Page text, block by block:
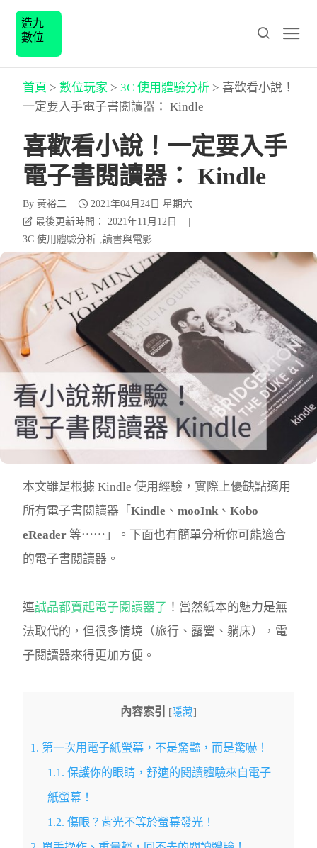
造九
數位
首頁 > 數位玩家 > 3C 使用體驗分析 > 喜歡看小說！
一定要入手電子書閱讀器： Kindle
喜歡看小說！一定要入手
電子書閱讀器： Kindle
By 黃裕二
2021年04月24日 星期六
最後更新時間： 2021年11月12日
3C 使用體驗分析 讀書與電影
本文雖是根據 Kindle 使用經驗，實際上優缺點適用
所有電子書閱讀器「 Kindle 、 mooInk 、 Kobo
eReader 等⋯⋯」。下面也有簡單分析你可能適合
的電子書閱讀器。
連誠品都賣起電子閱讀器了 ！當然紙本的魅力是無
法取代的，但很多情境（旅行、露營、躺床），電
子閱讀器來得更加方便。
內容索引 [隱藏]
1. 第一次用電子紙螢幕，不是驚豔，而是驚嚇！
1.1. 保護你的眼睛，舒適的閱讀體驗來自電子
紙螢幕！
1.2. 傷眼？背光不等於螢幕發光！